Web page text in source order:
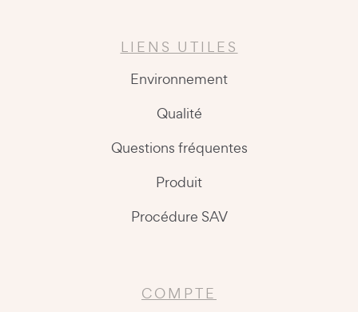
LIENS UTILES
Environnement
Qualité
Questions fréquentes
Produit
Procédure SAV
COMPTE